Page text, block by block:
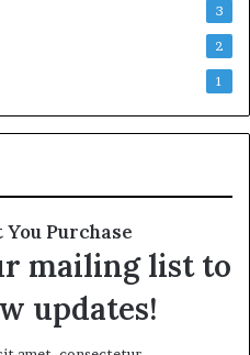
3
2
1
Purchase
mailing list to
updates!